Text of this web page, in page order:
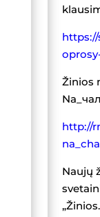
Žinios
http://
Naujų